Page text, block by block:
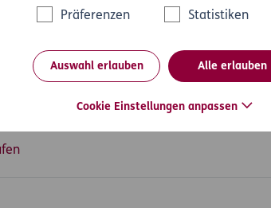
Präferenzen Statistiken
Auswahl erlauben Alle erlauben
Cookie Einstellungen anpassen
der D.A.S. Juristen genügt, um die
gezeigt, so hätte Frau R. auf ein